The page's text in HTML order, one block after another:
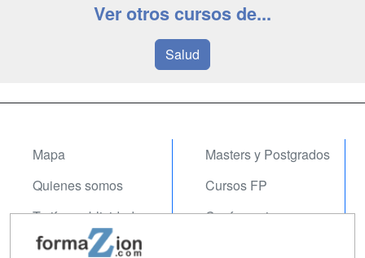
Ver otros cursos de...
Salud
Mapa
Quienes somos
Tarifas publicidad
Acceso Usuarios
Masters y Postgrados
Cursos FP
Conferencias